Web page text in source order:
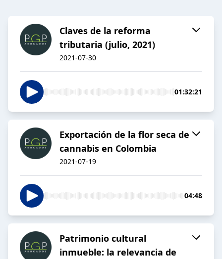
Claves de la reforma
tributaria (julio, 2021)
2021-07-30
01:32:21
Exportación de la flor seca de
cannabis en Colombia
2021-07-19
04:48
Patrimonio cultural
inmueble: la relevancia de